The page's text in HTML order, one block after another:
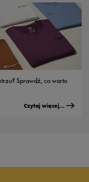
Sprawdź, co warto
Czytaj więcej...